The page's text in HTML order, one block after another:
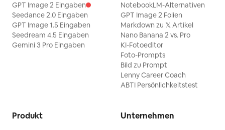
GPT Image 2 Eingaben
Seedance 2.0 Eingaben
GPT Image 1.5 Eingaben
Seedream 4.5 Eingaben
Gemini 3 Pro Eingaben
NotebookLM-Alternativen
GPT Image 2 Folien
Markdown zu 𝕏 Artikel
Nano Banana 2 vs. Pro
KI-Fotoeditor
Foto-Prompts
Bild zu Prompt
Lenny Career Coach
ABTI Persönlichkeitstest
Produkt Unternehmen